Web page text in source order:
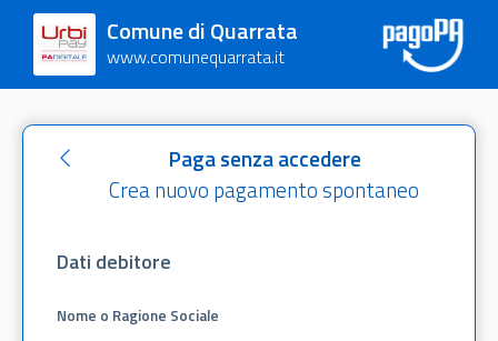
Comune di Quarrata
www.comunequarrata.it
Paga senza accedere
Crea nuovo pagamento spontaneo
Dati debitore
Nome o Ragione Sociale